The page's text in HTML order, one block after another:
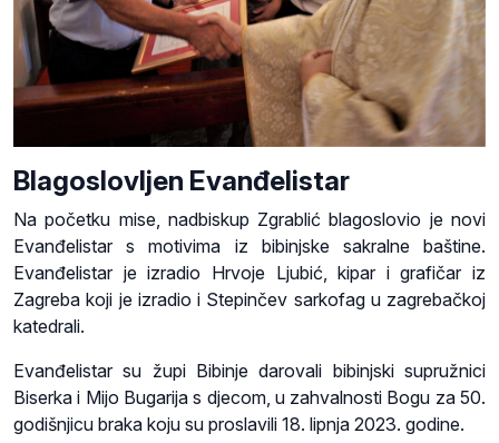
Blagoslovljen Evanđelistar
Na početku mise, nadbiskup Zgrablić blagoslovio je novi
Evanđelistar s motivima iz bibinjske sakralne baštine.
Evanđelistar je izradio Hrvoje Ljubić, kipar i grafičar iz
Zagreba koji je izradio i Stepinčev sarkofag u zagrebačkoj
katedrali.
Evanđelistar su župi Bibinje darovali bibinjski supružnici
Biserka i Mijo Bugarija s djecom, u zahvalnosti Bogu za 50.
godišnjicu braka koju su proslavili 18. lipnja 2023. godine.